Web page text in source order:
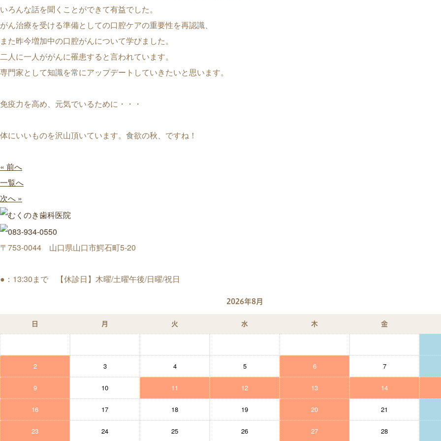
いろんな話を聞くことができて有益でした。
がん治療を受ける準備としての口腔ケアの重要性を再認識、
また昨今増加中の口腔がんについて学びました。
二人に一人ががんに罹患すると言われています。
専門家として知識を常にアップデートしていきたいと思います。
免疫力を高め、元気でいるために・・・
体にいいものを沢山頂いています。食欲の秋、ですね！
« 前へ
一覧へ
次へ »
〒753-0044 山口県山口市鰐石町5-20
●：13:30まで 【休診日】木曜/土曜午後/日曜/祝日
2026年8月
日 月 火 水 木 金
2 3 4 5 6 7
9 10 11 12 13 14
16 17 18 19 20 21
23 24 25 26 27 28